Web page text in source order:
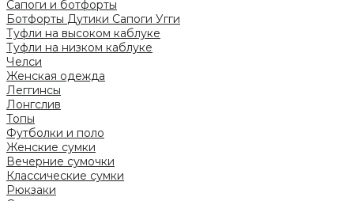
Сапоги и ботфорты
Ботфорты Дутики Сапоги Угги
Туфли на высоком каблуке
Туфли на низком каблуке
Челси
Женская одежда
Леггинсы
Лонгслив
Топы
Футболки и поло
Женские сумки
Вечерние сумочки
Классические сумки
Рюкзаки